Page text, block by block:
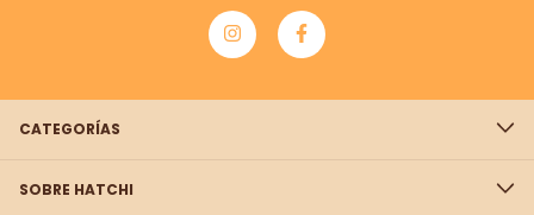
CATEGORÍAS
SOBRE HATCHI